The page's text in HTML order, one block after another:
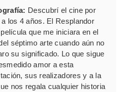
Descubrí el cine por
los 4 años. El Resplandor
que me iniciara en el
séptimo arte cuando aún no
su significado. Lo que sigue
amor a esta
sus realizadores y a la
nos regala cualquier historia